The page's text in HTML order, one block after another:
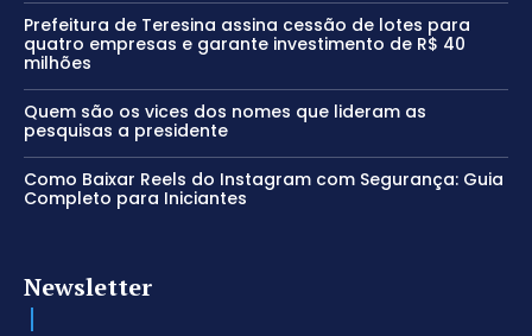
Prefeitura de Teresina assina cessão de lotes para
quatro empresas e garante investimento de R$ 40
milhões
Quem são os vices dos nomes que lideram as
pesquisas a presidente
Como Baixar Reels do Instagram com Segurança: Guia
Completo para Iniciantes
Newsletter